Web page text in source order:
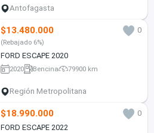
Antofagasta
$13.480.000 0
(Rebajado 6%)
FORD ESCAPE 2020
2020 Bencina 79900 km
Región Metropolitana
$18.990.000
0
FORD ESCAPE 2022